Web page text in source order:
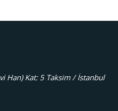
Han) Kat: 5 Taksim / İstanbul